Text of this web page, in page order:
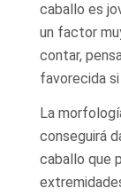
caballo es
un factor
contar,
favorecida
La
conseguirá
caballo que